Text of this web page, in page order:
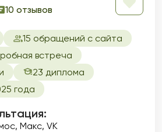
10 отзывов
15 обращений с сайта
встреча
23 диплома
года
Макс, VK